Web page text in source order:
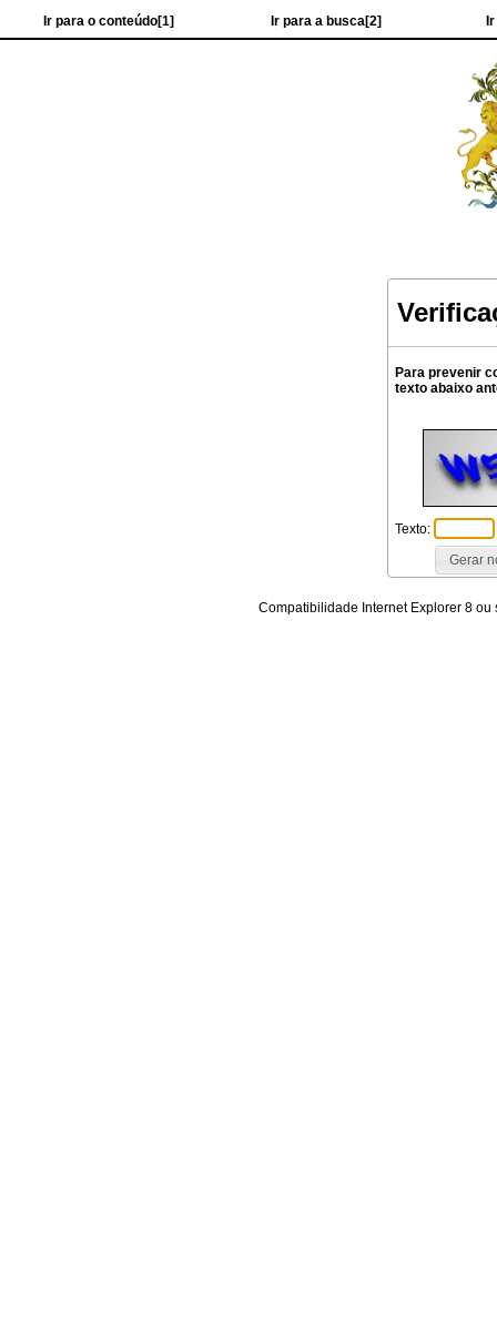
Ir para o conteúdo[1] Ir para a busca[2]
Para prevenir
texto abaixo
Texto:
Compatibilidade Internet Explorer 8 ou